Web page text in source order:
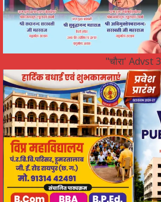
"चौरा' Advst 3